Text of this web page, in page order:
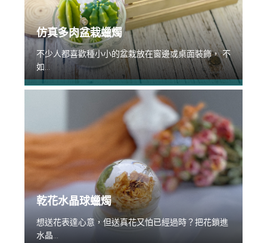
仿真多肉盆栽蠟燭
不少人都喜歡種小小的盆栽放在窗邊或桌面裝飾， 不
如...
乾花水晶球蠟燭
想送花表達心意，但送真花又怕已經過時？把花鎖進
水晶...